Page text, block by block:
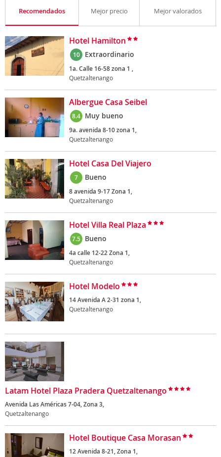
Recomendados Mejor precio Mejor valorados
Hotel Hamilton
10 Extraordinario
1a. Calle 16-58 zona 1 ,
Quetzaltenango
Albergue Casa Seibel
8.4 Muy bueno
9a. avenida 8-10 zona 1,
Quetzaltenango
Hotel Casa Del Viajero
7 Bueno
8 avenida 9-17 Zona 1,
Quetzaltenango
Hotel Villa Real Plaza
7.5 Bueno
4a calle 12-22 Zona 1,
Quetzaltenango
Hotel Modelo
14 Avenida A 2-31 zona 1,
Quetzaltenango
Latam Hotel Plaza Pradera Quetzaltenango
Avenida Las Américas 7-04, Zona 3,
Quetzaltenango
Hotel Boutique Casa Morasan
12 Avenida 8-21, Zona 1,